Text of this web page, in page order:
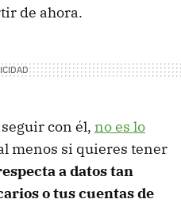
de ahora.
con él, no es lo
menos si quieres tener
a datos tan
o tus cuentas de